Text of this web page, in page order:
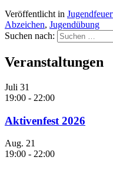
Veröffentlicht in
Abzeichen, Jugendübung
Suchen nach:
Veranstaltungen
Juli 31
19:00 - 22:00
Aktivenfest 2026
Aug. 21
19:00 - 22:00